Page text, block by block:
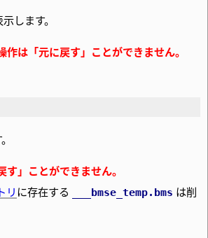
します。
作は「元に戻す」ことができません。
す」ことができません。
リ に存在する ___bmse_temp.bms は削